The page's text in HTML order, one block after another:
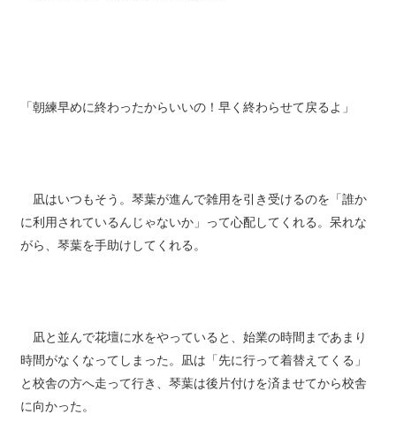
「朝練早めに終わったからいいの！早く終わらせて戻るよ」
凪はいつもそう。琴葉が進んで雑用を引き受けるのを「誰か
に利用されているんじゃないか」って心配してくれる。呆れな
がら、琴葉を手助けしてくれる。
凪と並んで花壇に水をやっていると、始業の時間まであまり
時間がなくなってしまった。凪は「先に行って着替えてくる」
と校舎の方へ走って行き、琴葉は後片付けを済ませてから校舎
に向かった。